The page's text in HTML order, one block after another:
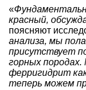
«
красный,
поясняют
анализа, мы
присутствует
горных
ферригидрит
теперь можем